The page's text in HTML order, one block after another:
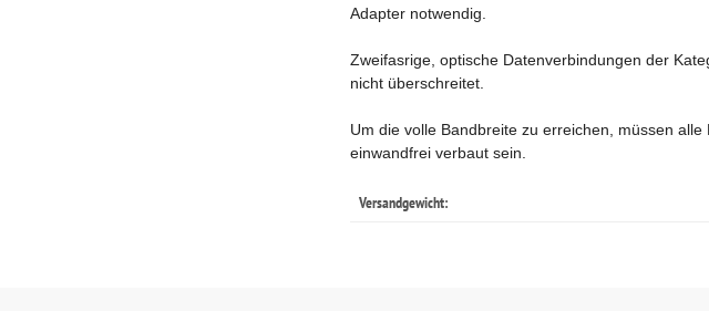
Adapter notwendig.
Zweifasrige, optische Datenverbindungen der
nicht überschreitet.
Um die volle Bandbreite zu erreichen, müssen
einwandfrei verbaut sein.
Versandgewicht: